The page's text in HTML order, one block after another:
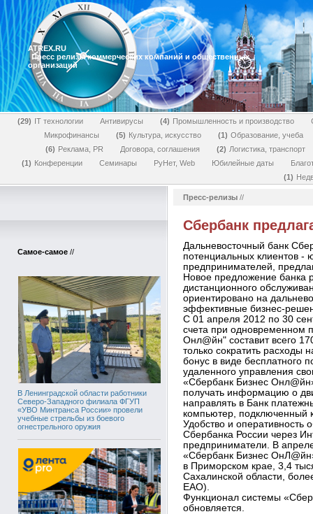
ATREX.RU
Пресс релизы коммерческих компаний и общественных
организаций
29 IT технологии Антивирусы 4 Промышленность и производство
Микрофинансы
5 Культура, искусство 1
Образование, учеба
6
Реклама, PR Договора, соглашения 2
Логистика, транспорт
1
Конференции Семинары РуНет, Web Юбилейные даты
1
Самое-самое //
В Ленинградской области работники
Северо-Западного филиала ФГУП
«УВО Минтранса России» провели
учебные стрельбы из боевого
огнестрельного оружия
Пресс-релизы //
Сбербанк
Дальневосточный банк
потенциальных клиентов -
предпринимателей,
Новое предложение банка
дистанционного
ориентировано на
эффективные бизнес-
С 01 апреля 2012 по 30
счета при одновременном
Онл@йн" составит всего
только сократить расходы
бонус в виде бесплатного
удаленного управления
«Сбербанк Бизнес
получать информацию о
направлять в Банк
компьютер, подключенный
Удобство и оперативность
Сбербанка России через
предприниматели. В
«Сбербанк Бизнес
в Приморском крае, 3,4
Сахалинской области,
ЕАО).
Функционал системы
обновляется.